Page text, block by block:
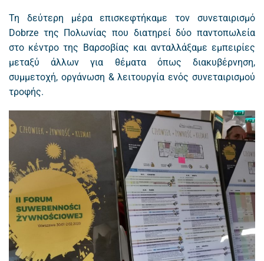
Τη δεύτερη μέρα επισκεφτήκαμε τον συνεταιρισμό
Dobrze της Πολωνίας που διατηρεί δύο παντοπωλεία
στο κέντρο της Βαρσοβίας και ανταλλάξαμε εμπειρίες
μεταξύ άλλων για θέματα όπως διακυβέρνηση,
συμμετοχή, οργάνωση & λειτουργία ενός συνεταιρισμού
τροφής.